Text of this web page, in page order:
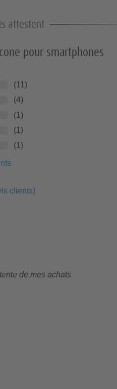
attestent
pour smartphones
(11 )
(4)
(1 )
(1 )
(1 )
clients)
de mes achats